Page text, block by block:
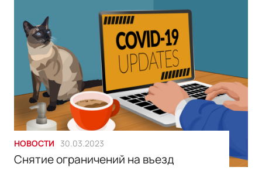
НОВОСТИ 30.03.2023
Снятие ограничений на въезд